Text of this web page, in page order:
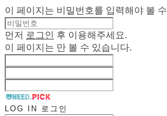
이 페이지는 비밀번호를 입력해야 볼
먼저 로그인
후 이용해주세요.
이 페이지는 만 볼 수 있습니다.
LOG IN 로그인